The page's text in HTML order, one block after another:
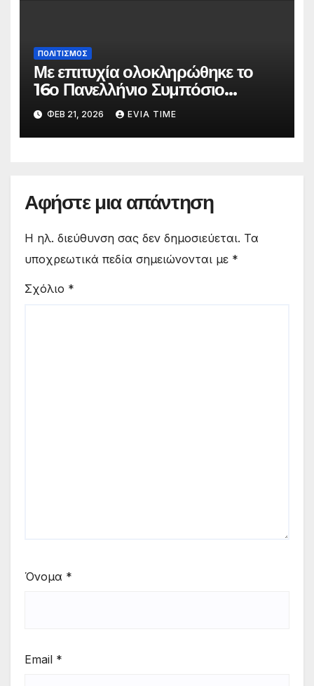
ΠΟΛΙΤΙΣΜΟΣ
Με επιτυχία ολοκληρώθηκε το
16ο Πανελλήνιο Συμπόσιο
Επικούρειας Φιλοσοφίας
ΦΕΒ 21, 2026 EVIA TIME
Αφήστε μια απάντηση
Η ηλ. διεύθυνση σας δεν δημοσιεύεται. Τα
υποχρεωτικά πεδία σημειώνονται με *
Σχόλιο *
Όνομα *
Email *